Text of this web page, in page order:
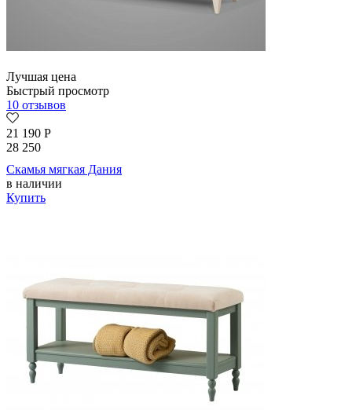
Лучшая цена
Быстрый просмотр
10 отзывов
21 190 Р
28 250
Скамья мягкая Дания
в наличии
Купить